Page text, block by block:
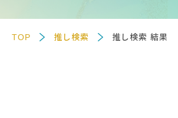
TOP 推し検索 推し検索 結果